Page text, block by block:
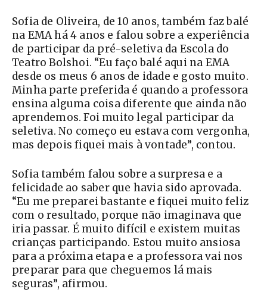
Sofia de Oliveira, de 10 anos, também faz balé
na EMA há 4 anos e falou sobre a experiência
de participar da pré-seletiva da Escola do
Teatro Bolshoi. “Eu faço balé aqui na EMA
desde os meus 6 anos de idade e gosto muito.
Minha parte preferida é quando a professora
ensina alguma coisa diferente que ainda não
aprendemos. Foi muito legal participar da
seletiva. No começo eu estava com vergonha,
mas depois fiquei mais à vontade”, contou.
Sofia também falou sobre a surpresa e a
felicidade ao saber que havia sido aprovada.
“Eu me preparei bastante e fiquei muito feliz
com o resultado, porque não imaginava que
iria passar. É muito difícil e existem muitas
crianças participando. Estou muito ansiosa
para a próxima etapa e a professora vai nos
preparar para que cheguemos lá mais
seguras”, afirmou.